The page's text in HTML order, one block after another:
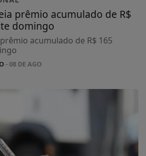
prêmio acumulado de R$
domingo
acumulado de R$ 165
- 08 DE AGO